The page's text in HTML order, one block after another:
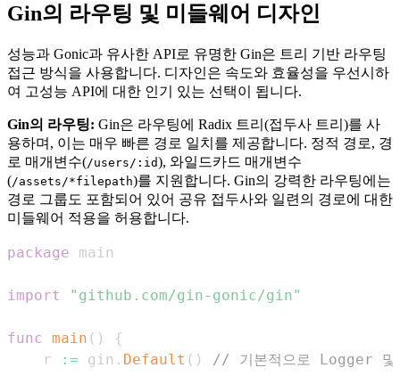
Gin의 라우팅 및 미들웨어 디자인
성능과 Gonic과 유사한 API로 유명한 Gin은 트리 기반 라우팅
접근 방식을 사용합니다. 디자인은 속도와 효율성을 우선시하
여 고성능 API에 대한 인기 있는 선택이 됩니다.
Gin의 라우팅: Gin은 라우팅에 Radix 트리(접두사 트리)를 사
용하며, 이는 매우 빠른 경로 일치를 제공합니다. 정적 경로, 경
로 매개변수(/users/:id), 와일드카드 매개변수
(/assets/*filepath)를 지원합니다. Gin의 강력한 라우팅에는
경로 그룹도 포함되어 있어 공유 접두사와 일련의 경로에 대한
미들웨어 적용을 허용합니다.
package
import "github.com/gin-gonic/gin"
func main ( )
{
	r
:= gin . Default ( ) // 기본적으로 Logger 및